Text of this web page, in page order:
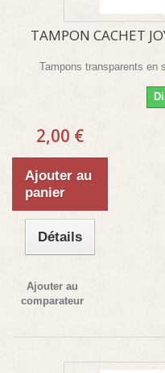
TAMPON CACHET
Tampons transparents en
2,00 €
Ajouter au
panier
Détails
Ajouter au
comparateur